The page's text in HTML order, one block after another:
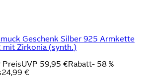
Geschenk Silber 925 Armkette
mit Zirkonia (synth.)
PreisUVP 59,95 €Rabatt- 58 %
24,99 €